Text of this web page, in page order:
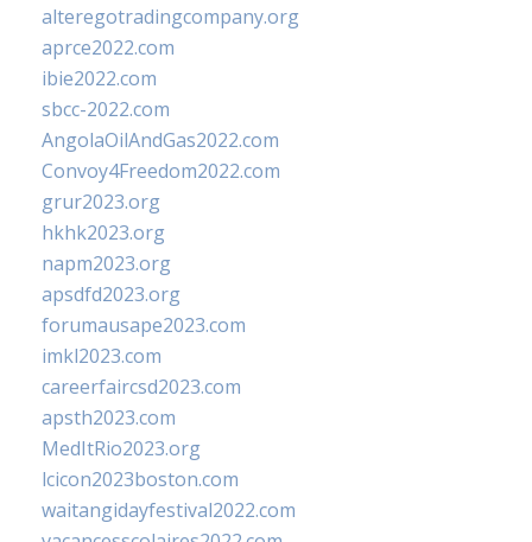
alteregotradingcompany.org
aprce2022.com
ibie2022.com
sbcc-2022.com
AngolaOilAndGas2022.com
Convoy4Freedom2022.com
grur2023.org
hkhk2023.org
napm2023.org
apsdfd2023.org
forumausape2023.com
imkl2023.com
careerfaircsd2023.com
apsth2023.com
MedItRio2023.org
lcicon2023boston.com
waitangidayfestival2022.com